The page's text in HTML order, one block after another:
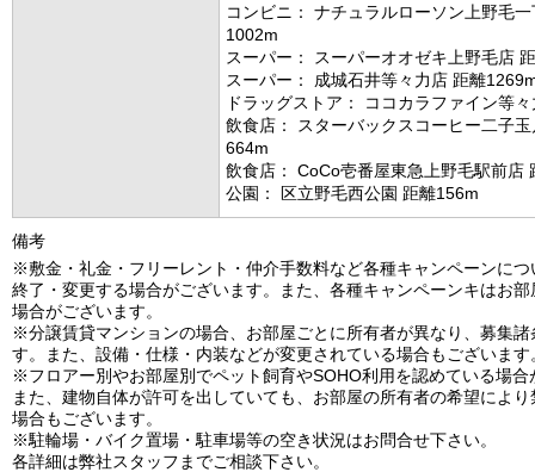
コンビニ： ナチュラルローソン上野毛
1002m
スーパー： スーパーオオゼキ上野毛店
スーパー： 成城石井等々力店 距離
ドラッグストア： ココカラファイン等
飲食店： スターバックスコーヒー二子
664m
飲食店： CoCo壱番屋東急上野毛駅前店
公園： 区立野毛西公園 距離156m
備考
※敷金・礼金・フリーレント・仲介手数料など各種キャンペーンにつ
終了・変更する場合がございます。また、各種キャンペーンキはお
場合がございます。
※分譲賃貸マンションの場合、お部屋ごとに所有者が異なり、募集諸
す。また、設備・仕様・内装などが変更されている場合もございます
※フロアー別やお部屋別でペット飼育やSOHO利用を認めている場合
また、建物自体が許可を出していても、お部屋の所有者の希望によ
場合もございます。
※駐輪場・バイク置場・駐車場等の空き状況はお問合せ下さい。
各詳細は弊社スタッフまでご相談下さい。